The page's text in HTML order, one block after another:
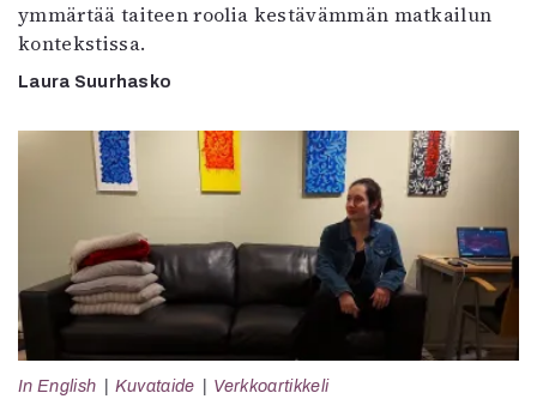
ymmärtää taiteen roolia kestävämmän matkailun
kontekstissa.
Laura Suurhasko
In English Kuvataide Verkkoartikkeli